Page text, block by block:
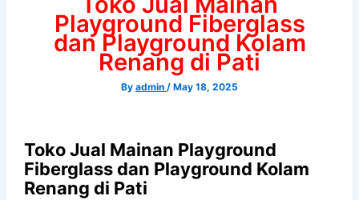
Playground Fiberglass
dan Playground Kolam
Renang di Pati
By admin / May 18, 2025
Toko Jual Mainan Playground
Fiberglass dan Playground Kolam
Renang di Pati